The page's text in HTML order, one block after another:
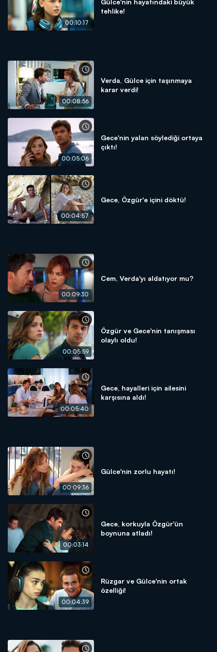
00:10:17
Gülce'nin hayatındaki büyük
tehlike!
00:08:56
Verda, Gülce için taşınmaya
karar verdi!
00:05:06
Gece'nin yalan söylediği ortaya
çıktı!
00:04:57
Gece, Özgür'e içini döktü!
00:09:30
Cem, Verda'yı aldatıyor mu?
00:05:59
Özgür ve Gece'nin tanışması
olaylı oldu!
00:05:40
Gece, hayalleri için ailesini
karşısına aldı!
00:09:36
Gülce'nin zorlu hayatı!
00:03:14
Gece, korkuyla Özgür'ün
boynuna atladı!
00:04:39
Rüzgar ve Gülce'nin ortak
özelliği!